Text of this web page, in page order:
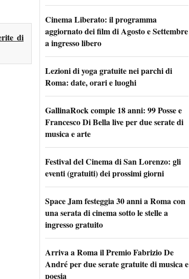
di
Cinema Liberato: il programma
aggiornato dei film di Agosto e Settembre
a ingresso libero
Lezioni di yoga gratuite nei parchi di
Roma: date, orari e luoghi
GallinaRock compie 18 anni: 99 Posse e
Francesco Di Bella live per due serate di
musica e arte
Festival del Cinema di San Lorenzo: gli
eventi (gratuiti) dei prossimi giorni
Space Jam festeggia 30 anni a Roma con
una serata di cinema sotto le stelle a
ingresso gratuito
Arriva a Roma il Premio Fabrizio De
André per due serate gratuite di musica e
poesia